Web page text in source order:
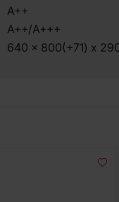
A++
A++/A+++
640 x 800(+71) x